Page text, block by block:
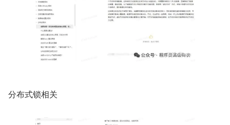
分布式锁相关